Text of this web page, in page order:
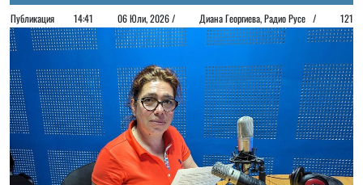
Публикация 14:41 06 Юли, 2026 / Диана Георгиeва, Радио Русе / 121